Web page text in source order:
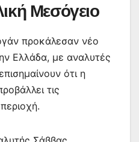
Μεσόγειο
προκάλεσαν νέο
Ελλάδα, με αναλυτές
ότι η
τις